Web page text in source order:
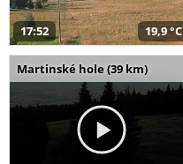
17:52 19,9 °C
Martinské hole (39 km)